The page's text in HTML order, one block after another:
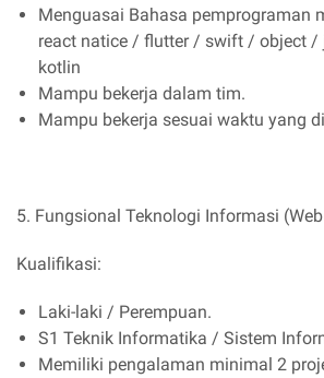
Menguasai Bahasa pemprograman
react natice / flutter / swift / object
kotlin
Mampu bekerja dalam tim.
Mampu bekerja sesuai waktu yang
5. Fungsional Teknologi Informasi
Kualifikasi:
Laki-laki / Perempuan.
S1 Teknik Informatika / Sistem
Memiliki pengalaman minimal 2